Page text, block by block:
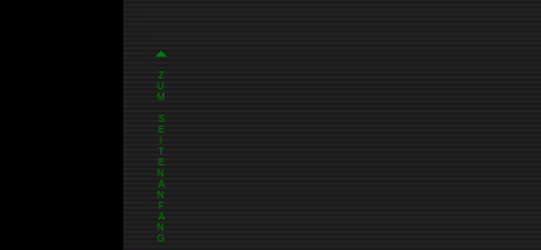
Z
U
M
S
E
T
E
N
A
N
F
A
N
G